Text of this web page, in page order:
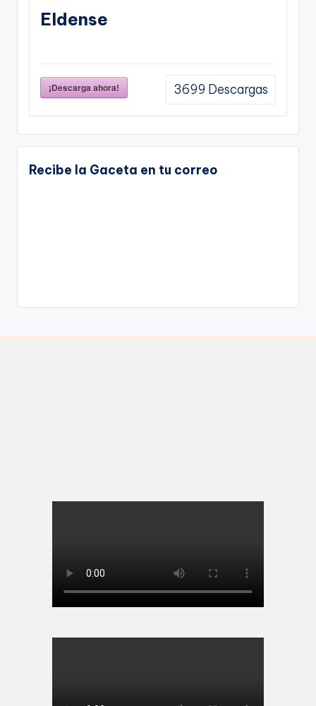
Eldense
¡Descarga ahora! 3699 Descargas
Recibe la Gaceta en tu correo